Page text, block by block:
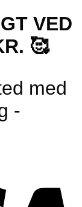
VED
🥰
med
-